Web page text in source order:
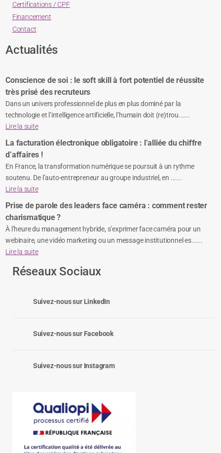
Certifications / CPF
Financement
Contact
Actualités
Conscience de soi : le soft skill à fort potentiel de réussite
très prisé des recruteurs
Dans un univers professionnel de plus en plus dominé par la
technologie et l’intelligence artificielle, l’humain doit (re)trou......
Lire la suite
La facturation électronique obligatoire : l’alliée du chiffre
d’affaires !
En France, la transformation numérique se poursuit à un rythme
soutenu. De l’auto-entrepreneur au groupe industriel, en ......
Lire la suite
Prise de parole des leaders face caméra : comment rester
charismatique ?
À l’heure du management hybride, s’exprimer face caméra pour un
webinaire, une vidéo marketing ou un message institutionnel es......
Lire la suite
Réseaux Sociaux
Suivez-nous sur LinkedIn
Suivez-nous sur Facebook
Suivez-nous sur Instagram